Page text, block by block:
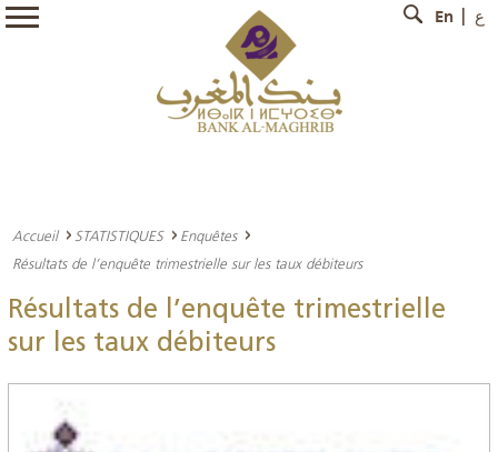
En ع
Accueil STATISTIQUES
Enquêtes
Résultats de l’enquête trimestrielle sur les taux débiteurs
Résultats de l’enquête trimestrielle
sur les taux débiteurs